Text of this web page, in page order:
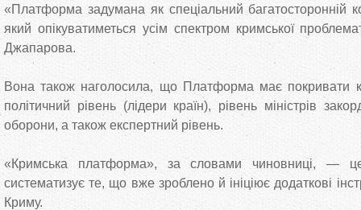
«Платформа задумана як спеціальний багатосторонній
який опікуватиметься усім спектром кримської
Джапарова.
Вона також наголосила, що Платформа має покривати
політичний рівень (лідери країн), рівень міністрів
оборони, а також експертний рівень.
«Кримська платформа», за словами чиновниці, —
систематизує те, що вже зроблено й ініціює додаткові
Криму.